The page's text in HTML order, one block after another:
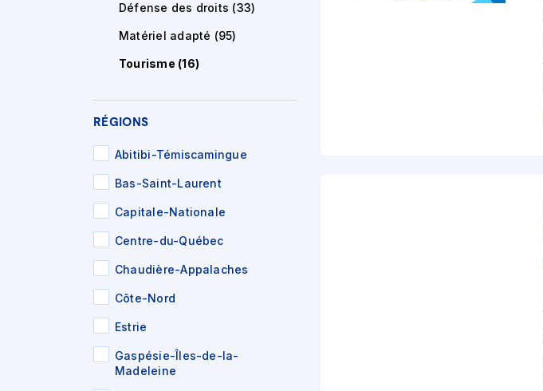
Défense des droits (33)
Matériel adapté (95)
Tourisme (16)
RÉGIONS
Abitibi-Témiscamingue
Bas-Saint-Laurent
Capitale-Nationale
Centre-du-Québec
Chaudière-Appalaches
Côte-Nord
Estrie
Gaspésie-Îles-de-la-
Madeleine